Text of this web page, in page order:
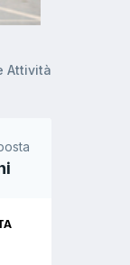
Attività